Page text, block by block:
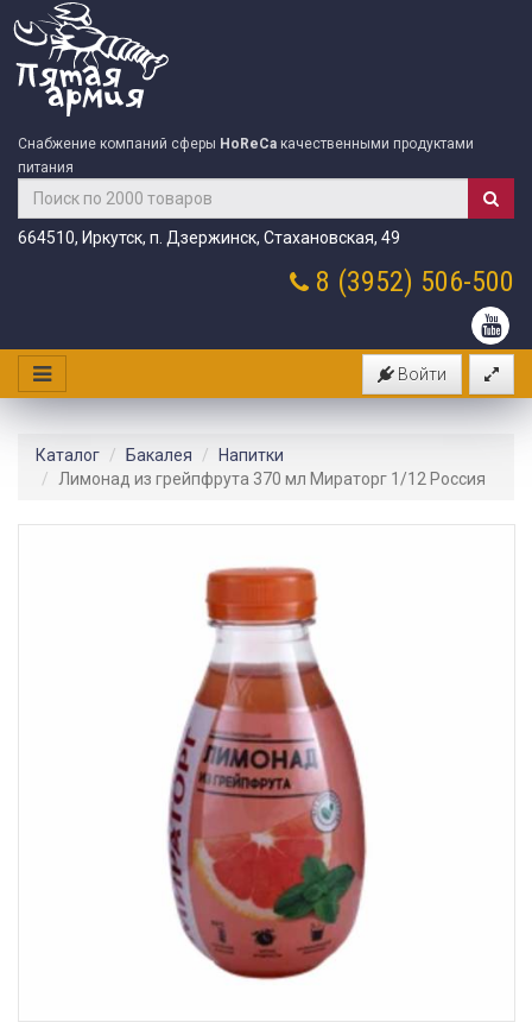
Снабжение компаний сферы HoReCa качественными продуктами
питания
664510, Иркутск, п. Дзержинск, Стахановская, 49
8 (3952) 506-500
Войти
Каталог Бакалея
Напитки
Лимонад из грейпфрута 370 мл Мираторг 1/12 Россия